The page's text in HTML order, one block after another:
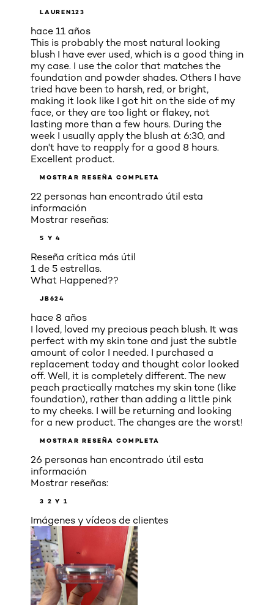
LAUREN123
hace 11 años
This is probably the most natural looking
blush I have ever used, which is a good thing in
my case. I use the color that matches the
foundation and powder shades. Others I have
tried have been to harsh, red, or bright,
making it look like I got hit on the side of my
face, or they are too light or flakey, not
lasting more than a few hours. During the
week I usually apply the blush at 6:30, and
don't have to reapply for a good 8 hours.
Excellent product.
MOSTRAR RESEÑA COMPLETA
22 personas han encontrado útil esta
información
Mostrar reseñas:
5 Y 4
Reseña crítica más útil
1 de 5 estrellas.
What Happened??
JB624
hace 8 años
I loved, loved my precious peach blush. It was
perfect with my skin tone and just the subtle
amount of color I needed. I purchased a
replacement today and thought color looked
off. Well, it is completely different. The new
peach practically matches my skin tone (like
foundation), rather than adding a little pink
to my cheeks. I will be returning and looking
for a new product. The changes are the worst!
MOSTRAR RESEÑA COMPLETA
26 personas han encontrado útil esta
información
Mostrar reseñas:
3 2 Y 1
Imágenes y vídeos de clientes